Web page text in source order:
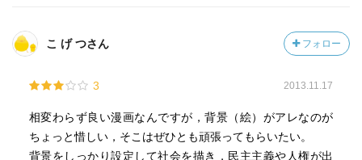
こ げ つさん フォロー
3 2013.11.17
相変わらず良い漫画なんですが，背景（絵）がアレなのが
ちょっと惜しい，そこはぜひとも頑張ってもらいたい。
背景をしっかり設定して社会を描き，民主主義や人権が出